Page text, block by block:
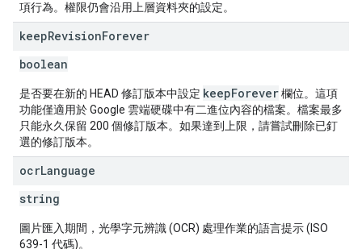
項行為。權限仍會沿用上層資料夾的設定。
keepRevisionForever
boolean
是否要在新的 HEAD 修訂版本中設定 keepForever欄位。這項
功能僅適用於 Google 雲端硬碟中有二進位內容的檔案。檔案最多
只能永久保留 200 個修訂版本。如果達到上限，請嘗試刪除已釘
選的修訂版本。
ocrLanguage
string
圖片匯入期間，光學字元辨識 (OCR) 處理作業的語言提示 (ISO
639-1 代碼)。